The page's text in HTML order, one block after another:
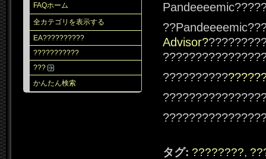
FAQホーム
全カテゴリを表示する
EA??????????
???????????
???
かんたん検索
Advisor?
??????????
タグ: ????????,